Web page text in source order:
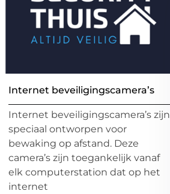
Internet beveiligingscamera’s
Internet beveiligingscamera’s zijn
speciaal ontworpen voor
bewaking op afstand. Deze
camera’s zijn toegankelijk vanaf
elk computerstation dat op het
internet